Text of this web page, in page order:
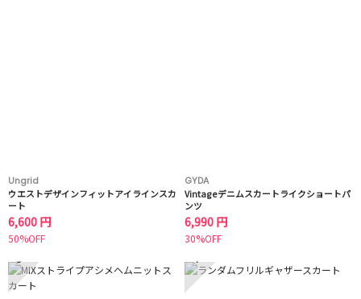
Ungrid
ウエストデザインフィットアイラインスカ
ート
6,600 円
50%OFF
GYDA
Vintageデニムスカートライクショートパ
ンツ
6,990 円
30%OFF
3 4